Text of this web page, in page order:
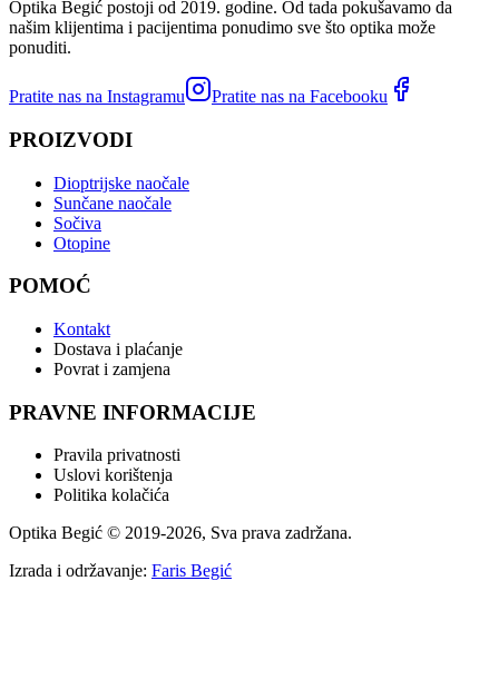
Optika Begić postoji od 2019. godine. Od tada pokušavamo da
našim klijentima i pacijentima ponudimo sve što optika može
ponuditi.
Pratite nas na Instagramu Pratite nas na Facebooku
PROIZVODI
Dioptrijske naočale
Sunčane naočale
Sočiva
Otopine
POMOĆ
Kontakt
Dostava i plaćanje
Povrat i zamjena
PRAVNE INFORMACIJE
Pravila privatnosti
Uslovi korištenja
Politika kolačića
Optika Begić © 2019-2026, Sva prava zadržana.
Izrada i održavanje: Faris Begić